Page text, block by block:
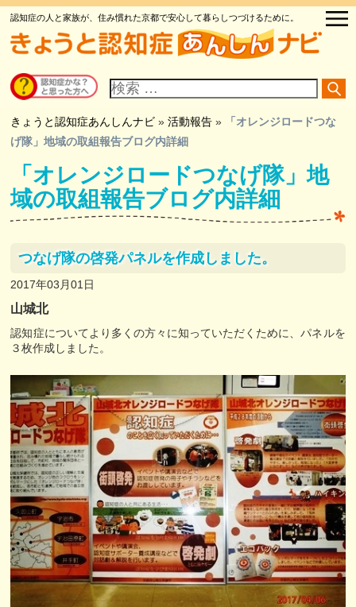
認知症の人と家族が、住み慣れた京都で安心して暮らしつづけるために。
イ
ト
検
索
きょうと認知症あんしんナビ »活動報告 »
「オレンジロードつな
げ隊」地域の取組報告ブログ内詳細
「オレンジロードつなげ隊」地
域の取組報告ブログ内詳細
つなげ隊の啓発パネルを作成しました。
2017年03月01日
山城北
認知症についてより多くの方々に知っていただくために、パネルを
３枚作成しました。